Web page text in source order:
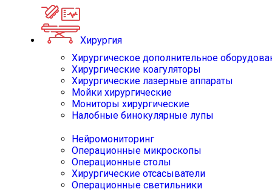
Хирургия
Хирургическое дополнительное
Хирургические коагуляторы
Хирургические лазерные аппараты
Мойки хирургические
Мониторы хирургические
Налобные бинокулярные лупы
Нейромониторинг
Операционные микроскопы
Операционные столы
Хирургические отсасыватели
Операционные светильники